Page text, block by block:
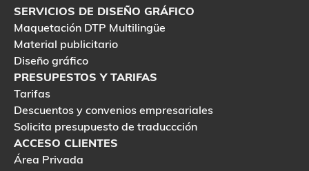
SERVICIOS DE DISEÑO GRÁFICO
Maquetación DTP Multilingüe
Material publicitario
Diseño gráfico
PRESUPESTOS Y TARIFAS
Tarifas
Descuentos y convenios empresariales
Solicita presupuesto de traduccción
ACCESO CLIENTES
Área Privada